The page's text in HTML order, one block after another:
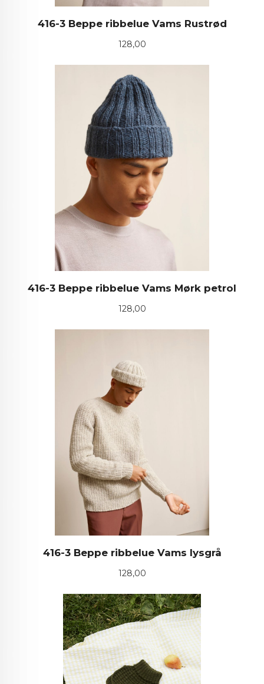
416-3 Beppe ribbelue Vams Rustrød
Pris
128,00
416-3 Beppe ribbelue Vams Mørk petrol
Pris
128,00
416-3 Beppe ribbelue Vams lysgrå
Pris
128,00